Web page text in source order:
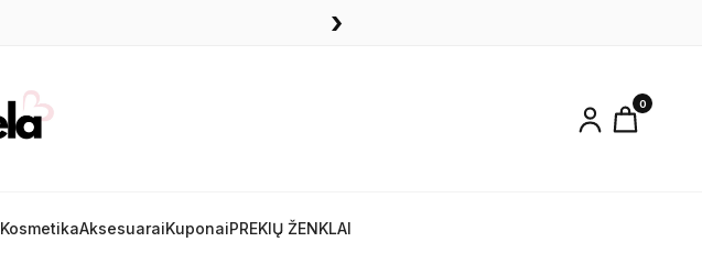
›
0
KosmetikaAksesuaraiKuponaiPREKIŲ ŽENKLAI